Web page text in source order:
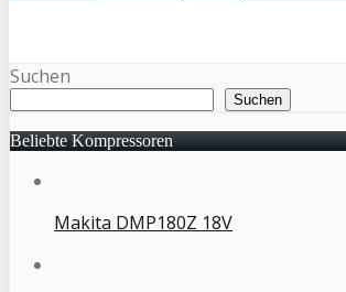
Suchen
Suchen
Beliebte Kompressoren
Makita DMP180Z 18V